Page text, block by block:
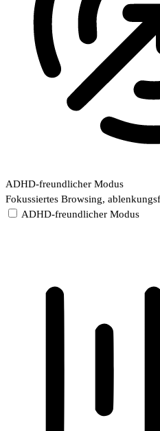
ADHD-freundlicher Modus
Fokussiertes Browsing,
ADHD-freundlicher Modus